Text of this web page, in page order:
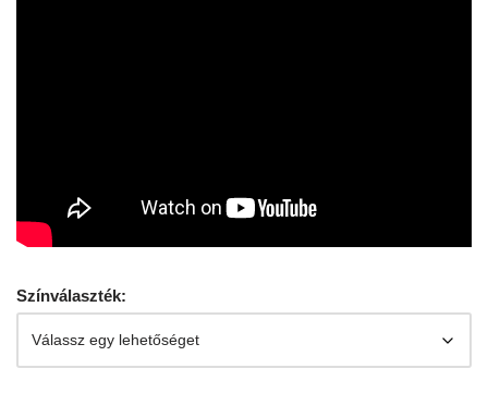
Színválaszték: